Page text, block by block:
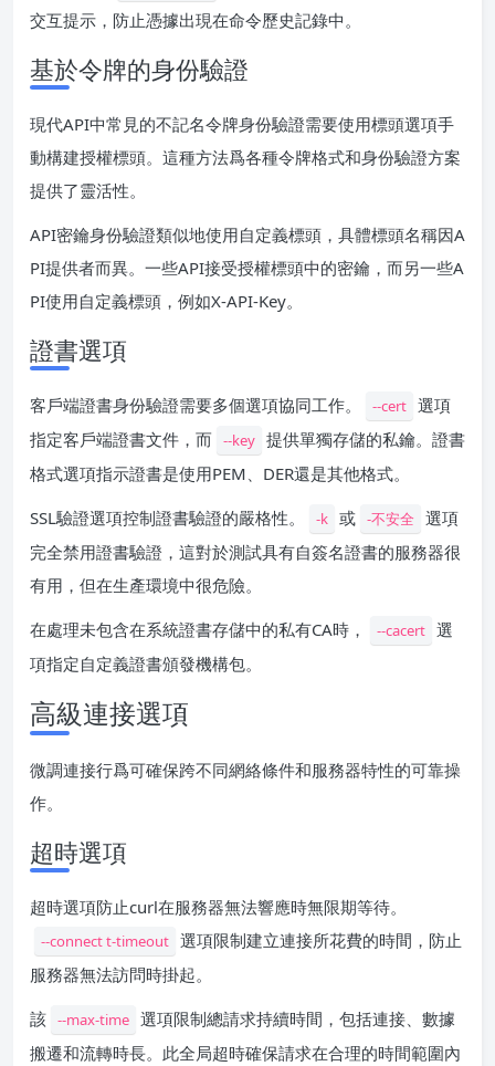
交互提示，防止憑據出現在命令歷史記錄中。
基於令牌的身份驗證
現代API中常見的不記名令牌身份驗證需要使用標頭選項手
動構建授權標頭。這種方法爲各種令牌格式和身份驗證方案
提供了靈活性。
API密鑰身份驗證類似地使用自定義標頭，具體標頭名稱因A
PI提供者而異。一些API接受授權標頭中的密鑰，而另一些A
PI使用自定義標頭，例如X-API-Key。
證書選項
客戶端證書身份驗證需要多個選項協同工作。 --cert 選項
指定客戶端證書文件，而 --key 提供單獨存儲的私鑰。證書
格式選項指示證書是使用PEM、DER還是其他格式。
SSL驗證選項控制證書驗證的嚴格性。
-k 或 -不安全 選項
完全禁用證書驗證，這對於測試具有自簽名證書的服務器很
有用，但在生產環境中很危險。
在處理未包含在系統證書存儲中的私有CA時，
--cacert 選
項指定自定義證書頒發機構包。
高級連接選項
微調連接行爲可確保跨不同網絡條件和服務器特性的可靠操
作。
超時選項
超時選項防止curl在服務器無法響應時無限期等待。
--connect t-timeout 選項限制建立連接所花費的時間，防止
服務器無法訪問時掛起。
該 --max-time 選項限制總請求持續時間，包括連接、數據
搬遷和流轉時長。此全局超時確保請求在合理的時間範圍內